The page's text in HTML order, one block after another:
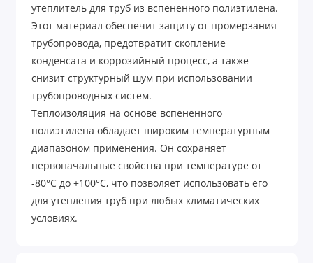
утеплитель для труб из вспененного полиэтилена.
Этот материал обеспечит защиту от промерзания
трубопровода, предотвратит скопление
конденсата и коррозийный процесс, а также
снизит структурный шум при использовании
трубопроводных систем.
Теплоизоляция на основе вспененного
полиэтилена обладает широким температурным
диапазоном применения. Он сохраняет
первоначальные свойства при температуре от
-80°С до +100°С, что позволяет использовать его
для утепления труб при любых климатических
условиях.